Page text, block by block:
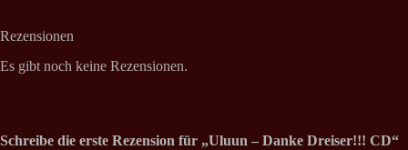
Rezensionen
Es gibt noch keine Rezensionen.
Schreibe die erste Rezension für „Uluun – Danke Dreiser!​!​! CD“